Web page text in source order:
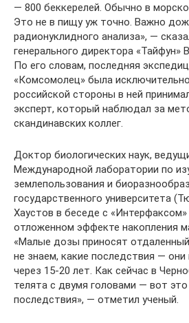
— 800 беккерелей. Обычно в
Это не в пищу уж точно. Важно
радионуклидного анализа», —
генерального директора «Тайфун»
По его словам, последняя
«Комсомолец» была
российской стороны в ней
эксперт, который наблюдал за
скандинавских коллег.
Доктор биологических наук,
Международной лаборатории по
землепользования и
государственного университета
Хаустов в беседе с
отложенном эффекте накопления
«Малые дозы приносят
не знаем, какие последствия — они
через 15-20 лет. Как сейчас в
телята с двумя головами — вот
последствия», — отметил ученый.